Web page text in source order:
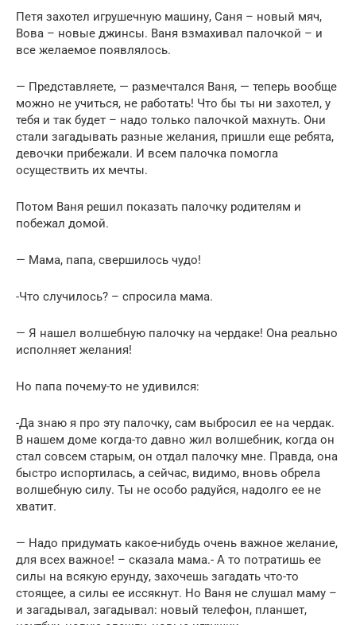
Петя захотел игрушечную машину, Саня – новый мяч,
Вова – новые джинсы. Ваня взмахивал палочкой – и
все желаемое появлялось.
— Представляете, — размечтался Ваня, — теперь вообще
можно не учиться, не работать! Что бы ты ни захотел, у
тебя и так будет – надо только палочкой махнуть. Они
стали загадывать разные желания, пришли еще ребята,
девочки прибежали. И всем палочка помогла
осуществить их мечты.
Потом Ваня решил показать палочку родителям и
побежал домой.
— Мама, папа, свершилось чудо!
-Что случилось? – спросила мама.
— Я нашел волшебную палочку на чердаке! Она реально
исполняет желания!
Но папа почему-то не удивился:
-Да знаю я про эту палочку, сам выбросил ее на чердак.
В нашем доме когда-то давно жил волшебник, когда он
стал совсем старым, он отдал палочку мне. Правда, она
быстро испортилась, а сейчас, видимо, вновь обрела
волшебную силу. Ты не особо радуйся, надолго ее не
хватит.
— Надо придумать какое-нибудь очень важное желание,
для всех важное! – сказала мама.- А то потратишь ее
силы на всякую ерунду, захочешь загадать что-то
стоящее, а силы ее иссякнут. Но Ваня не слушал маму –
и загадывал, загадывал: новый телефон, планшет,